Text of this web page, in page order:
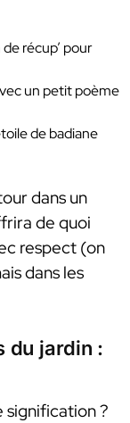
récup’ pour
un petit poème
de badiane
dans un
de quoi
respect (on
dans les
du jardin :
signification ?